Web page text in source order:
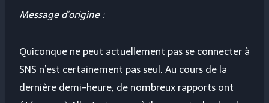
Message d’origine :
Quiconque ne peut actuellement pas se connecter à
SNS n’est certainement pas seul. Au cours de la
dernière demi-heure, de nombreux rapports ont